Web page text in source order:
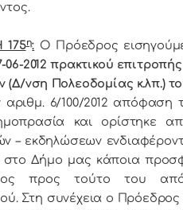
η: Ο Πρόεδρoς
06-2012 πρακτικού
(Δ/νση Πολεοδομίας κ.λπ.)
αριθμ. 6/100/2012 απόφαση
και ορίστηκε
– εκδηλώσεων
στο Δήμο μας κάποια
προς τούτο του από
Στη συνέχεια ο Πρόεδρος